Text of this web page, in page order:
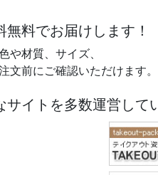
料でお届けします！
や材質、サイズ、
文前にご確認いただけます。
サイトを多数運営して